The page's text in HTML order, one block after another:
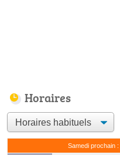
Horaires
Samedi prochain :